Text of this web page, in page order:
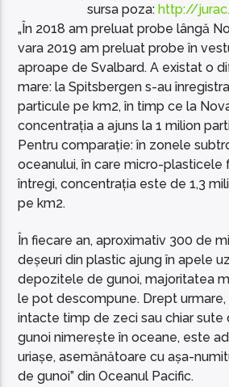
sursa poza: http://
„În 2018 am preluat probe lângă
vara 2019 am preluat probe în
aproape de Svalbard. A existat o
mare: la Spitsbergen s-au
particule pe km2, în timp ce la
concentrația a ajuns la 1 milion
Pentru comparație: în zonele
oceanului, în care micro-plasticele
întregi, concentrația este de 1,3
pe km2.
În fiecare an, aproximativ 300 de
deșeuri din plastic ajung în apele
depozitele de gunoi, majoritatea
le pot descompune. Drept
intacte timp de zeci sau chiar sute
gunoi nimerește în oceane, este
uriașe, asemănătoare cu așa-
de gunoi” din Oceanul Pacific.